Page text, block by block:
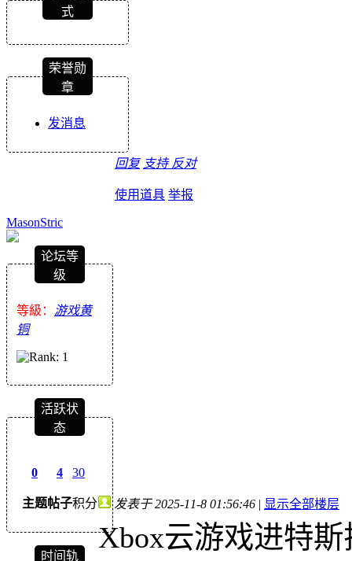
式
荣誉勋
章
发消息
回复 支持 反对
使用道具 举报
MasonStric
论坛等
级
等級： 游戏黄
铜
活跃状
态
0
主题
4
帖子
30
积分
时间轨
发表于 2025-11-8 01:56:46 | 显示全部楼层
Xbox云游戏进特